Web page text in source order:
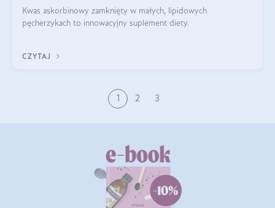
Kwas askorbinowy zamknięty w małych, lipidowych
pęcherzykach to innowacyjny suplement diety.
CZYTAJ
1 2 3